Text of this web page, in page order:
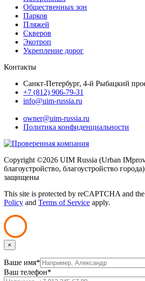
Общественных зон
Парков
Пляжей
Скверов
Экотроп
Укрепление дорог
Контакты
Санкт-Петербург, 4-й Рыбацкий
+7 (812) 906-79-31
info@uim-russia.ru
owner@uim-russia.ru
Политика конфиденциальности
Copyright ©2026 UIM Russia (Urban
благоустройство, благоустройство
защищены
This site is protected by reCAPTCHA and
Policy and Terms of Service apply.
×
Ваше имя*
Ваш телефон*